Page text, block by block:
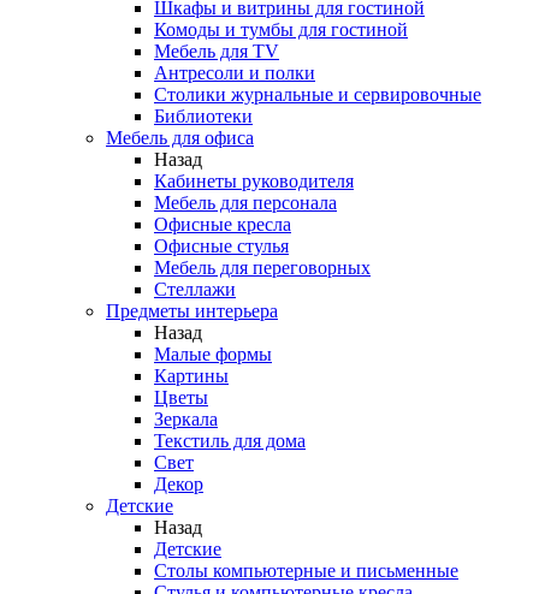
Шкафы и витрины для гостиной
Комоды и тумбы для гостиной
Мебель для TV
Антресоли и полки
Столики журнальные и сервировочные
Библиотеки
Мебель для офиса
Назад
Кабинеты руководителя
Мебель для персонала
Офисные кресла
Офисные стулья
Мебель для переговорных
Стеллажи
Предметы интерьера
Назад
Малые формы
Картины
Цветы
Зеркала
Текстиль для дома
Свет
Декор
Детские
Назад
Детские
Столы компьютерные и письменные